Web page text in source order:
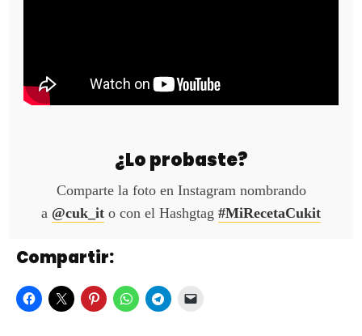
¿Lo probaste?
Comparte la foto en Instagram nombrando
a @cuk_it o con el Hashgtag #MiRecetaCukit
Compartir: